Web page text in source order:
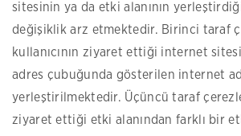
sitesinin ya da etki alanının
değişiklik arz etmektedir. Birinci taraf
kullanıcının ziyaret ettiği internet sitesi
adres çubuğunda gösterilen internet
yerleştirilmektedir. Üçüncü taraf
ziyaret ettiği etki alanından farklı bir